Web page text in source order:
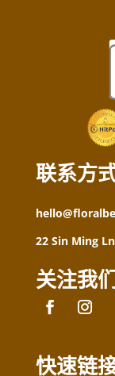
联系方
22 Sin Ming
关注我们
快速链